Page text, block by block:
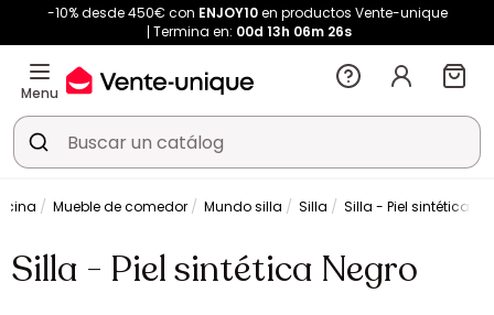
-10% desde 450€ con ENJOY10en productos Vente-unique
Termina en: 00d 13h 06m 26s
Menu
Mueble de comedor Mundo silla Silla Silla - Piel sintética
Silla - Piel sintética Negro